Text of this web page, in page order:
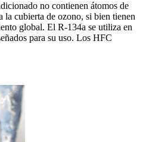
no contienen átomos de
la cubierta de ozono, si bien tienen
global. El R-134a se utiliza en
para su uso. Los HFC